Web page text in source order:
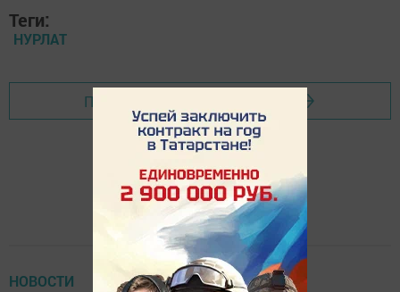
Теги:
НУРЛАТ
Перейти на страницу новости
НОВОСТИ